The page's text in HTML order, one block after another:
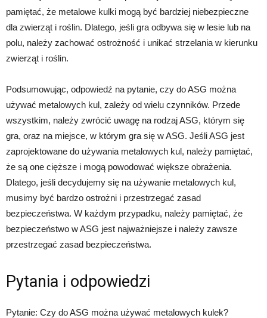
pamiętać, że metalowe kulki mogą być bardziej niebezpieczne
dla zwierząt i roślin. Dlatego, jeśli gra odbywa się w lesie lub na
polu, należy zachować ostrożność i unikać strzelania w kierunku
zwierząt i roślin.
Podsumowując, odpowiedź na pytanie, czy do ASG można
używać metalowych kul, zależy od wielu czynników. Przede
wszystkim, należy zwrócić uwagę na rodzaj ASG, którym się
gra, oraz na miejsce, w którym gra się w ASG. Jeśli ASG jest
zaprojektowane do używania metalowych kul, należy pamiętać,
że są one cięższe i mogą powodować większe obrażenia.
Dlatego, jeśli decydujemy się na używanie metalowych kul,
musimy być bardzo ostrożni i przestrzegać zasad
bezpieczeństwa. W każdym przypadku, należy pamiętać, że
bezpieczeństwo w ASG jest najważniejsze i należy zawsze
przestrzegać zasad bezpieczeństwa.
Pytania i odpowiedzi
Pytanie: Czy do ASG można używać metalowych kulek?